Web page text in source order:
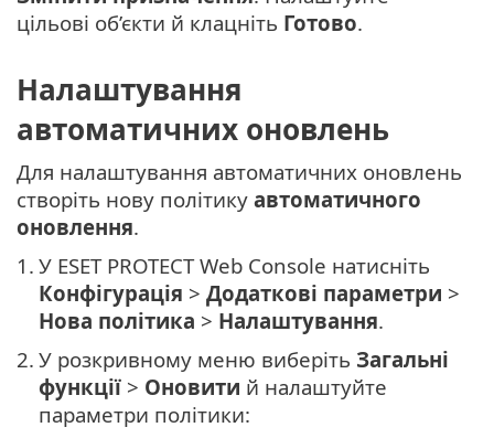
цільові об’єкти й клацніть Готово.
Налаштування
автоматичних оновлень
Для налаштування автоматичних оновлень
створіть нову політику автоматичного
оновлення.
1. У ESET PROTECT Web Console натисніть
Конфігурація > Додаткові параметри >
Нова політика > Налаштування.
2. У розкривному меню виберіть Загальні
функції > Оновити й налаштуйте
параметри політики: